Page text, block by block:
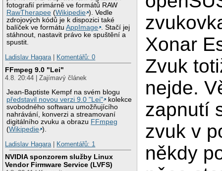
fotografií primárně ve formátů RAW
RawTherapee (Wikipedie ). Vedle
zdrojových kódů je k dispozici také
balíček ve formátuAppImage . Stačí jej
stáhnout, nastavit právo ke spuštění a
spustit.
Ladislav Hagara
Komentářů: 0
FFmpeg 9.0 "Lei"
4.8. 20:44 | Zajímavý článek
Jean-Baptiste Kempf na svém blogu
představil novou verzi 9.0 "Lei"
kolekce
svobodného softwaru umožňujícího
nahrávání, konverzi a streamovaní
digitálního zvuku a obrazu FFmpeg
(Wikipedie ).
Ladislav Hagara
Komentářů: 1
NVIDIA sponzorem služby Linux
Vendor Firmware Service (LVFS)
Xonar
Zvuk
nejde.
zapnutí
zvuk v
někdy